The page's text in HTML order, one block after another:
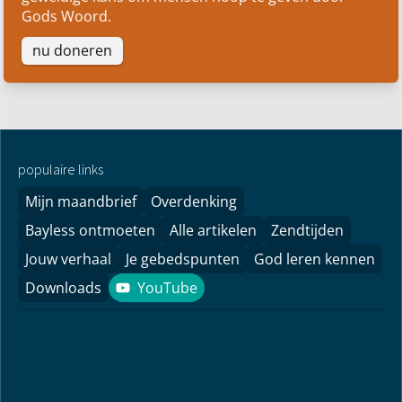
Vooral in onzekere tijden vinden we het een
Gods Woord.
nu doneren
populaire links
Mijn maandbrief
Overdenking
Bayless ontmoeten
Alle artikelen
Zendtijden
Jouw verhaal
Je gebedspunten